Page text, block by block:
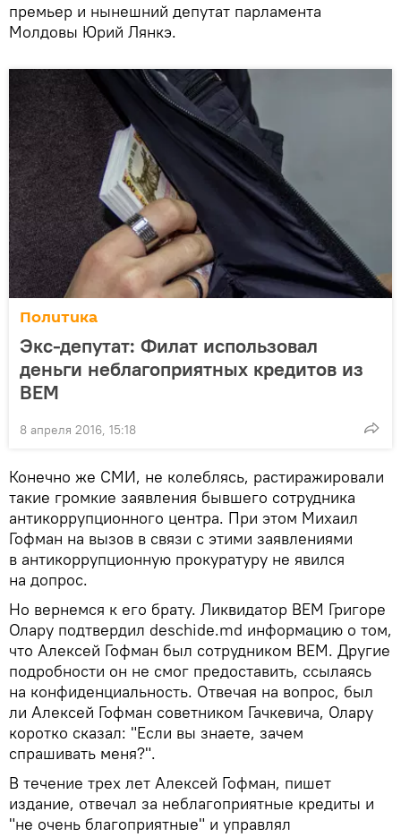
премьер и нынешний депутат парламента
Молдовы Юрий Лянкэ.
Политика
Экс-депутат: Филат использовал
деньги неблагоприятных кредитов из
ВЕМ
8 апреля 2016, 15:18
Конечно же СМИ, не колеблясь, растиражировали
такие громкие заявления бывшего сотрудника
антикоррупционного центра. При этом Михаил
Гофман на вызов в связи с этими заявлениями
в антикоррупционную прокуратуру не явился
на допрос.
Но вернемся к его брату. Ликвидатор ВЕМ Григоре
Олару подтвердил deschide.md информацию о том,
что Алексей Гофман был сотрудником BEM. Другие
подробности он не смог предоставить, ссылаясь
на конфиденциальность. Отвечая на вопрос, был
ли Алексей Гофман советником Гачкевича, Олару
коротко сказал: "Если вы знаете, зачем
спрашивать меня?".
В течение трех лет Алексей Гофман, пишет
издание, отвечал за неблагоприятные кредиты и
"не очень благоприятные" и управлял